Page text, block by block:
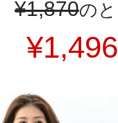
¥1,870の
¥1,496